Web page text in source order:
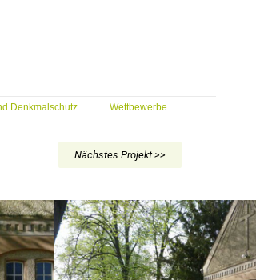
Denkmalschutz Wettbewerbe
Nächstes Projekt >>